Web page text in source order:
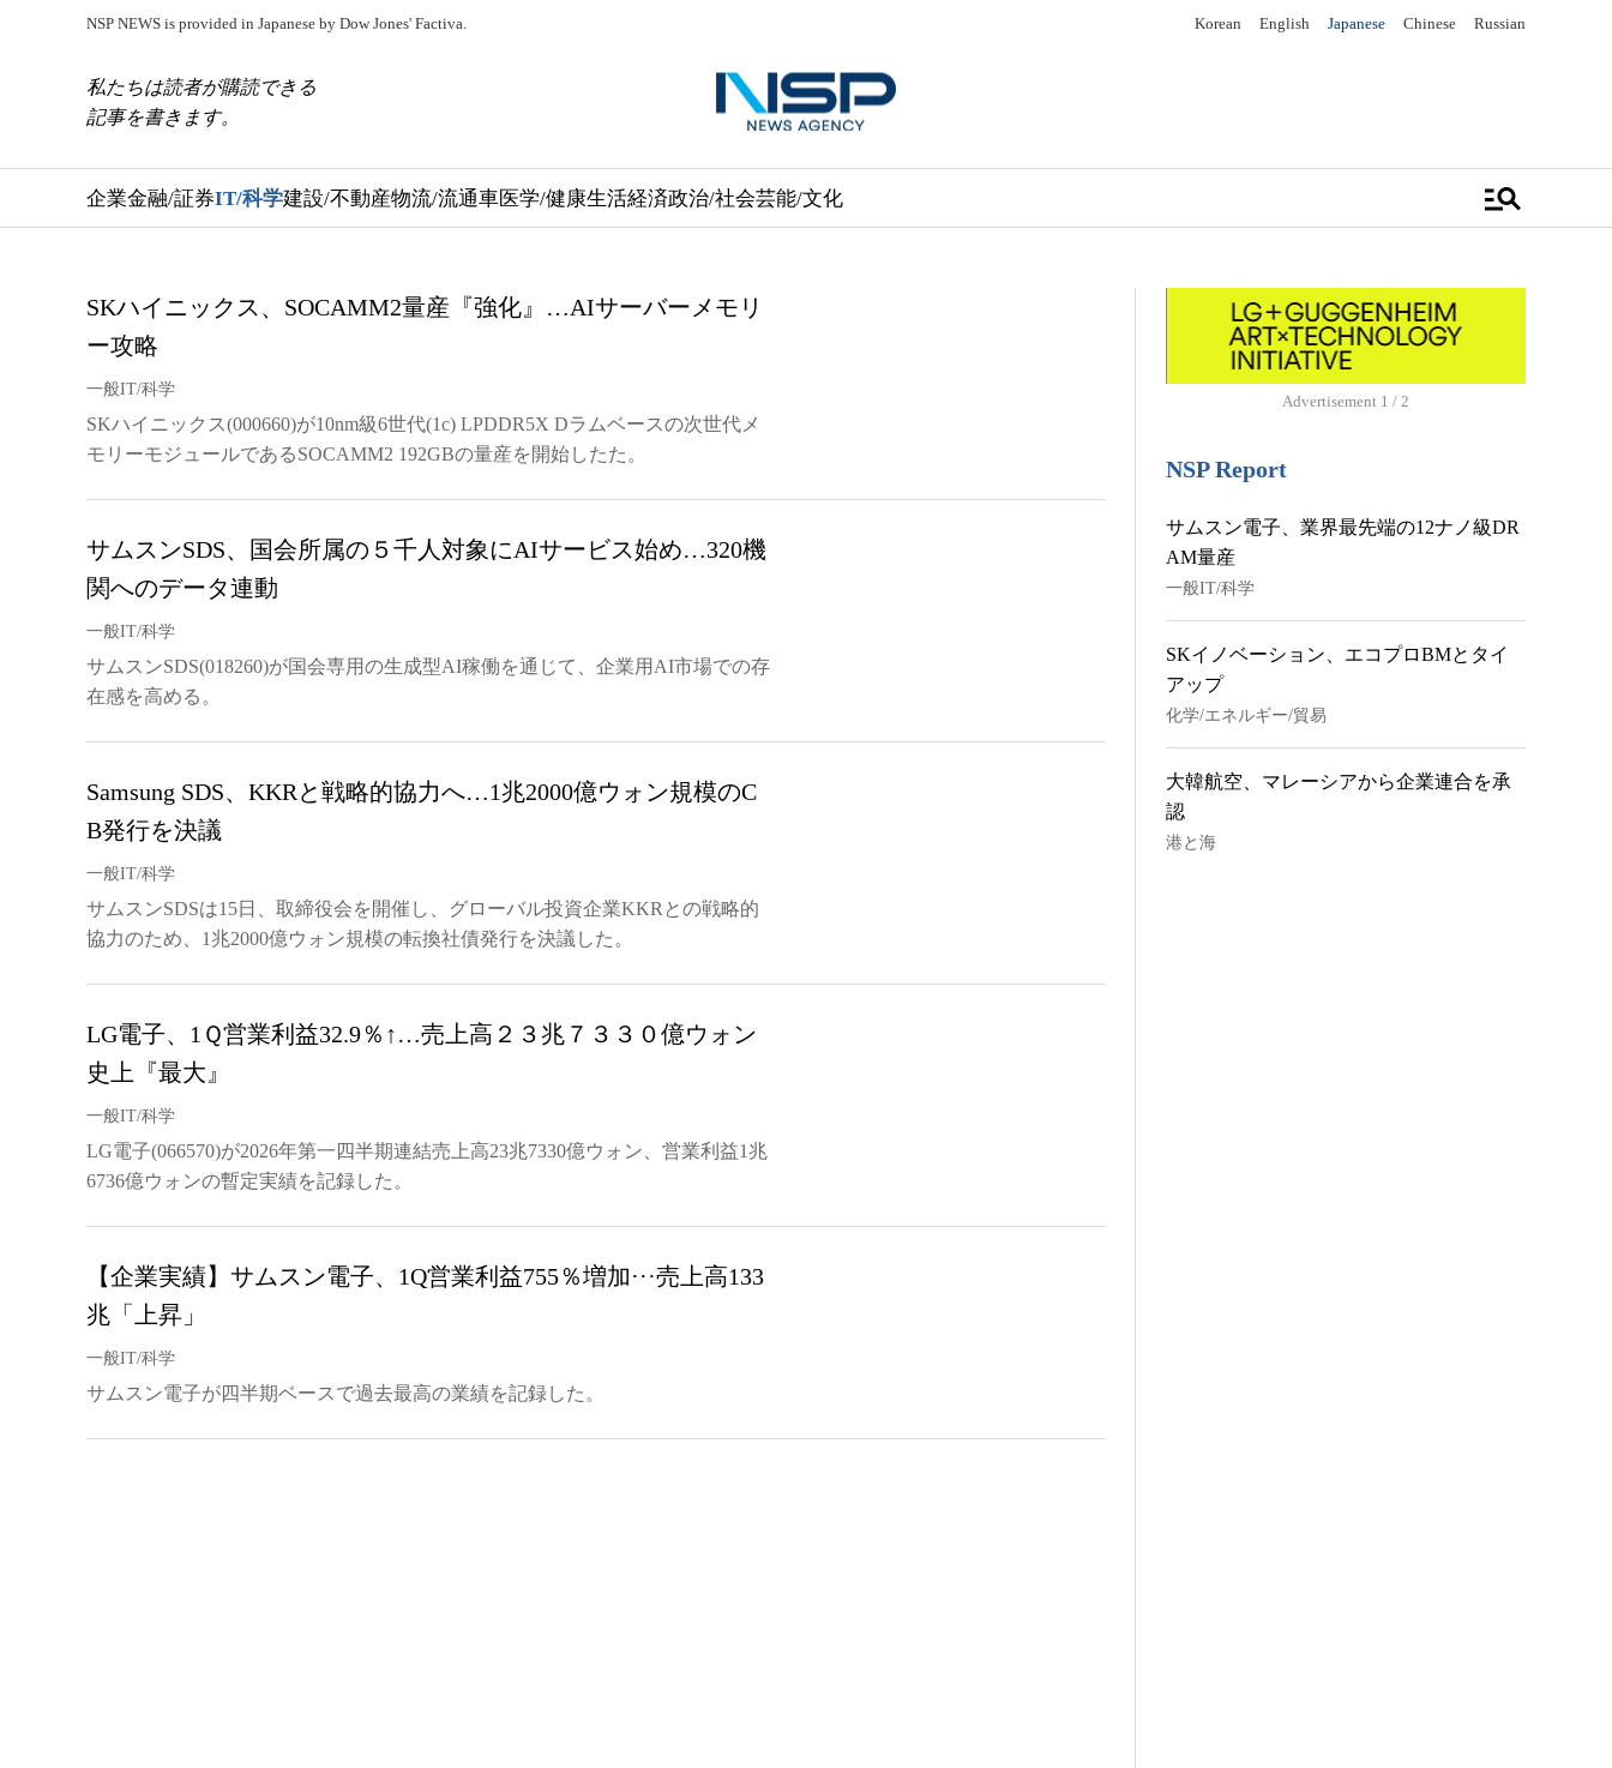
NSP NEWS is provided in Japanese by Dow Jones' Factiva. Korean English Japanese Chinese Russian
私たちは読者が購読できる
記事を書きます。
企業金融/証券IT/科学建設/不動産物流/流通車医学/健康生活経済政治/社会芸能/文化 manage_search
SKハイニックス、SOCAMM2量産『強化』…AIサーバーメモリ
ー攻略
一般IT/科学
SKハイニックス(000660)が10nm級6世代(1c) LPDDR5X Dラムベースの次世代メ
モリーモジュールであるSOCAMM2 192GBの量産を開始したた。
サムスンSDS、国会所属の５千人対象にAIサービス始め…320機
関へのデータ連動
一般IT/科学
サムスンSDS(018260)が国会専用の生成型AI稼働を通じて、企業用AI市場での存
在感を高める。
Samsung SDS、KKRと戦略的協力へ…1兆2000億ウォン規模のC
B発行を決議
一般IT/科学
サムスンSDSは15日、取締役会を開催し、グローバル投資企業KKRとの戦略的
協力のため、1兆2000億ウォン規模の転換社債発行を決議した。
LG電子、1Ｑ営業利益32.9％↑…売上高２３兆７３３０億ウォン
史上『最大』
一般IT/科学
LG電子(066570)が2026年第一四半期連結売上高23兆7330億ウォン、営業利益1兆
6736億ウォンの暫定実績を記録した。
【企業実績】サムスン電子、1Q営業利益755％増加···売上高133
兆「上昇」
一般IT/科学
サムスン電子が四半期ベースで過去最高の業績を記録した。
Advertisement 1 / 2
NSP Report
サムスン電子、業界最先端の12ナノ級DR
AM量産
一般IT/科学
SKイノベーション、エコプロBMとタイ
アップ
化学/エネルギー/貿易
大韓航空、マレーシアから企業連合を承
認
港と海